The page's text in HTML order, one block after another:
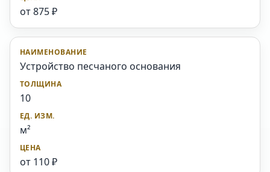
от 875 ₽
Устройство песчаного основания
10
м²
от 110 ₽